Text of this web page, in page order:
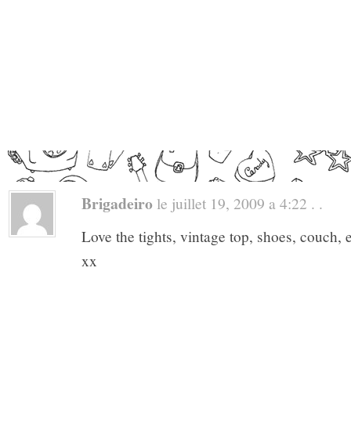
Brigadeiro le juillet 19, 2009 a 4:22 . .
Love the tights, vintage top, shoes, couch,
xx